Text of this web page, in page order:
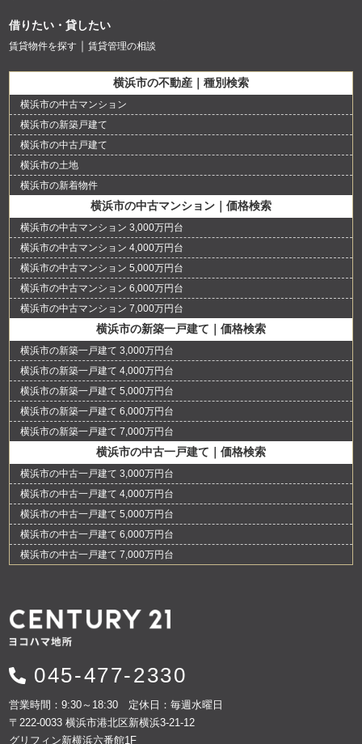
借りたい・貸したい
賃貸物件を探す 賃貸管理の相談
横浜市の不動産｜種別検索
横浜市の中古マンション
横浜市の新築戸建て
横浜市の中古戸建て
横浜市の土地
横浜市の新着物件
横浜市の中古マンション｜価格検索
横浜市の中古マンション 3,000万円台
横浜市の中古マンション 4,000万円台
横浜市の中古マンション 5,000万円台
横浜市の中古マンション 6,000万円台
横浜市の中古マンション 7,000万円台
横浜市の新築一戸建て｜価格検索
横浜市の新築一戸建て 3,000万円台
横浜市の新築一戸建て 4,000万円台
横浜市の新築一戸建て 5,000万円台
横浜市の新築一戸建て 6,000万円台
横浜市の新築一戸建て 7,000万円台
横浜市の中古一戸建て｜価格検索
横浜市の中古一戸建て 3,000万円台
横浜市の中古一戸建て 4,000万円台
横浜市の中古一戸建て 5,000万円台
横浜市の中古一戸建て 6,000万円台
横浜市の中古一戸建て 7,000万円台
045-477-2330
営業時間：9:30～18:30 定休日：毎週水曜日
〒222-0033 横浜市港北区新横浜3-21-12
グリフィン新横浜六番館1F